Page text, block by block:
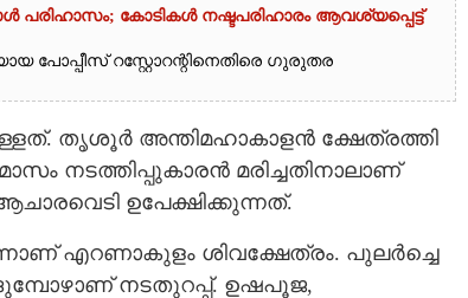
പരിഹാസം; കോടികൾ നഷ്ടപരിഹാരം ആവശ്യപ്പെട്ട്
പോപ്പീസ് റസ്റ്റോറന്റിനെതിരെ ഗുരുതര
തൃശൂർ അന്തി​മഹാകാളൻ ക്ഷേത്രത്തി​
നടത്തി​പ്പുകാരൻ മരി​ച്ചതി​നാലാണ്
ഉപേക്ഷിക്കുന്നത്.
എറണാകുളം ശി​വക്ഷേത്രം. പുലർച്ചെ
നടതുറപ്പ്. ഉഷപൂജ,